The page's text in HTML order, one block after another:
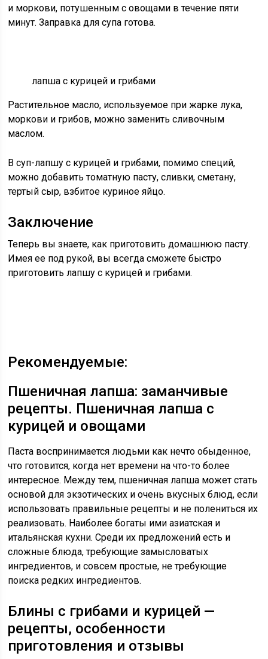
и моркови, потушенным с овощами в течение пяти
минут. Заправка для супа готова.
лапша с курицей и грибами
Растительное масло, используемое при жарке лука,
моркови и грибов, можно заменить сливочным
маслом.
В суп-лапшу с курицей и грибами, помимо специй,
можно добавить томатную пасту, сливки, сметану,
тертый сыр, взбитое куриное яйцо.
Заключение
Теперь вы знаете, как приготовить домашнюю пасту.
Имея ее под рукой, вы всегда сможете быстро
приготовить лапшу с курицей и грибами.
Рекомендуемые:
Пшеничная лапша: заманчивые
рецепты. Пшеничная лапша с
курицей и овощами
Паста воспринимается людьми как нечто обыденное,
что готовится, когда нет времени на что-то более
интересное. Между тем, пшеничная лапша может стать
основой для экзотических и очень вкусных блюд, если
использовать правильные рецепты и не полениться их
реализовать. Наиболее богаты ими азиатская и
итальянская кухни. Среди их предложений есть и
сложные блюда, требующие замысловатых
ингредиентов, и совсем простые, не требующие
поиска редких ингредиентов.
Блины с грибами и курицей —
рецепты, особенности
приготовления и отзывы